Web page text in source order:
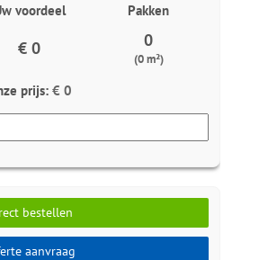
voordeel Pakken
€ 0 0
(0 m²)
prijs: € 0
bestellen
aanvraag